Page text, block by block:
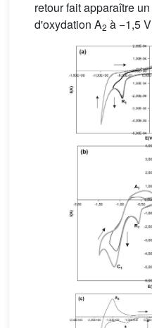
retour fait apparaître
d'oxydation A2 à −1,5